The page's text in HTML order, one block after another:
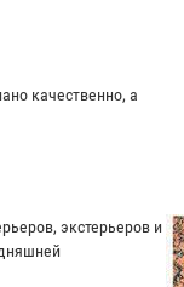
качественно, а
экстерьеров и